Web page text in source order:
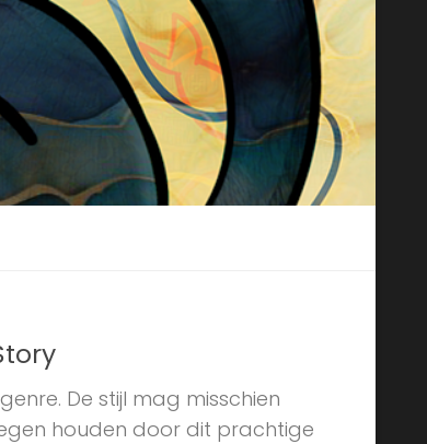
De stijl mag misschien
houden door dit prachtige